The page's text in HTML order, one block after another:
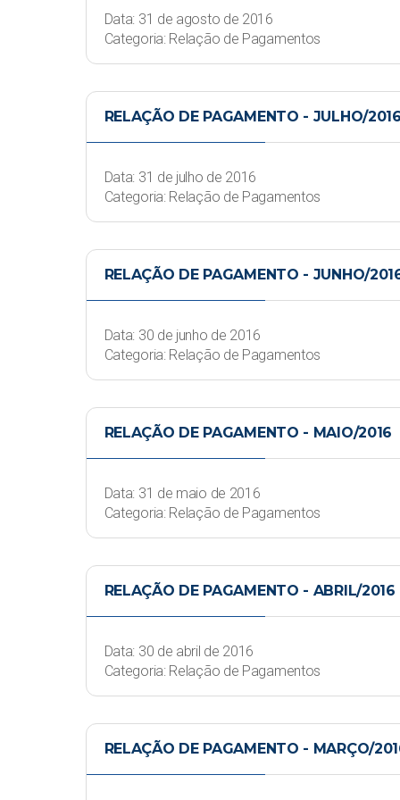
Data: 31 de agosto de 2016
Categoria: Relação de Pagamentos
RELAÇÃO DE PAGAMENTO - JULHO/
Data: 31 de julho de 2016
Categoria: Relação de Pagamentos
RELAÇÃO DE PAGAMENTO - JUNHO/
Data: 30 de junho de 2016
Categoria: Relação de Pagamentos
RELAÇÃO DE PAGAMENTO - MAIO/2016
Data: 31 de maio de 2016
Categoria: Relação de Pagamentos
RELAÇÃO DE PAGAMENTO - ABRIL/2016
Data: 30 de abril de 2016
Categoria: Relação de Pagamentos
RELAÇÃO DE PAGAMENTO - MARÇO/